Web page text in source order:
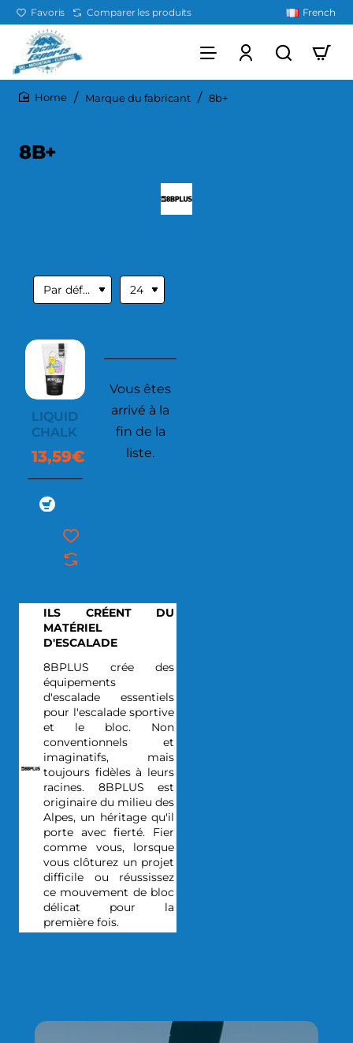
Favoris Comparer les produits French
Marque du fabricant 8b+
8B+
LIQUID
CHALK
13,59€
Vous êtes
arrivé à la
fin de la
liste.
ILS CRÉENT DU
MATÉRIEL
D'ESCALADE
8BPLUS crée des
équipements
d'escalade essentiels
pour l'escalade sportive
et le bloc. Non
conventionnels et
imaginatifs, mais
toujours fidèles à leurs
racines. 8BPLUS est
originaire du milieu des
Alpes, un héritage qu'il
porte avec fierté. Fier
comme vous, lorsque
vous clôturez un projet
difficile ou réussissez
ce mouvement de bloc
délicat pour la
première fois.